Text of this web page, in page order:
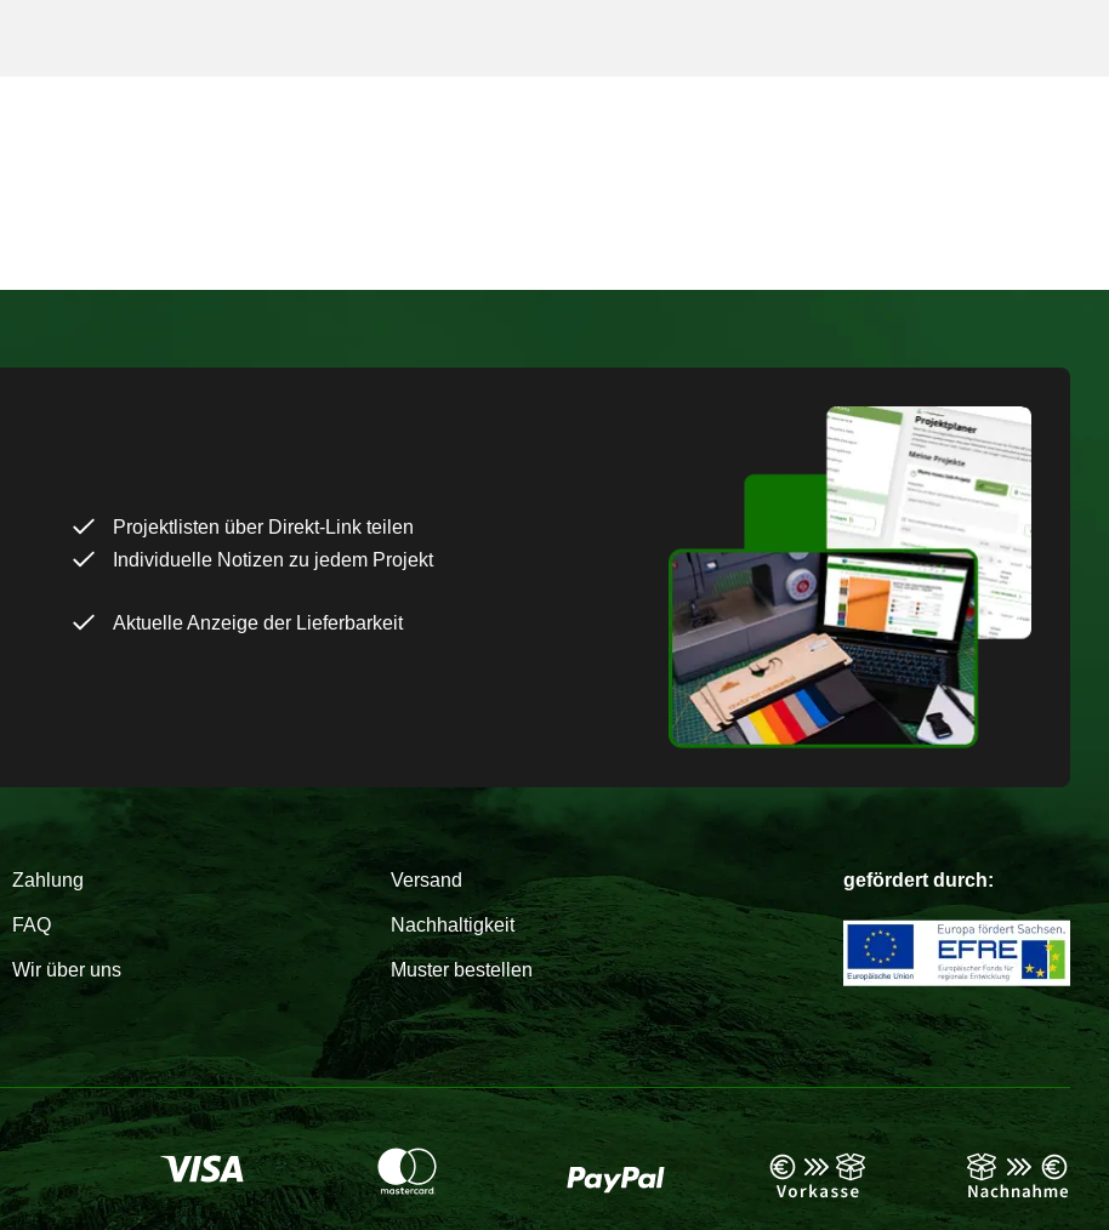
Projektlisten über Direkt-Link teilen
Individuelle Notizen zu jedem Projekt
Aktuelle Anzeige der Lieferbarkeit
Zahlung Versand
FAQ Nachhaltigkeit
Wir über uns Muster bestellen
gefördert durch: